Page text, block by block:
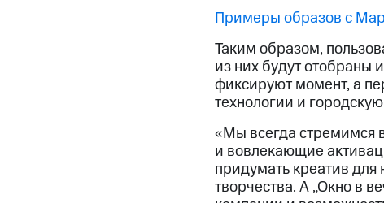
Примеры образов с
Таким образом,
из них будут отобраны
фиксируют момент, а
технологии и
«Мы всегда стремимся
и вовлекающие
придумать креатив
творчества. А „Окно в